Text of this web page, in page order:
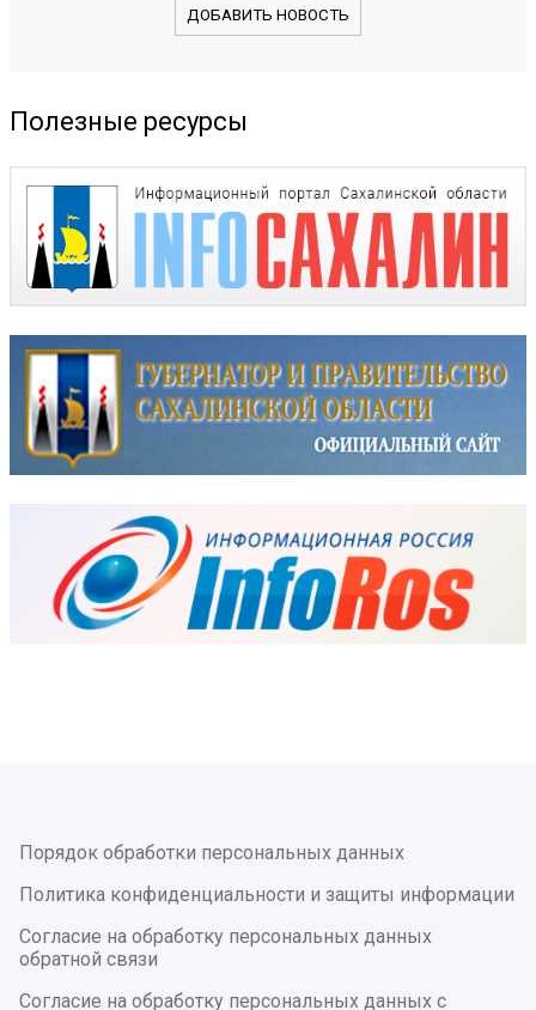
ДОБАВИТЬ НОВОСТЬ
Полезные ресурсы
Порядок обработки персональных данных
Политика конфиденциальности и защиты информации
Согласие на обработку персональных данных
обратной связи
Согласие на обработку персональных данных с